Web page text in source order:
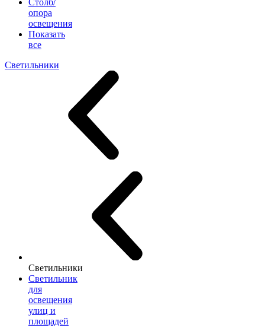
Столб/
опора
освещения
Показать
все
Светильники
Светильники
Светильник
для
освещения
улиц и
площадей